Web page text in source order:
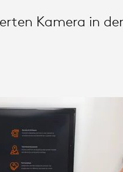
Kamera in